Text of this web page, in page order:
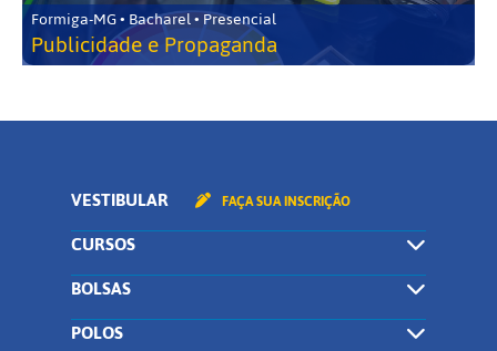
Formiga-MG • Bacharel • Presencial
Publicidade e Propaganda
VESTIBULAR FAÇA SUA INSCRIÇÃO
CURSOS
BOLSAS
POLOS